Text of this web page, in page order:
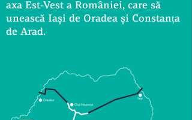
axa Est-Vest a României, care să
unească Iași de Oradea și Constanța
de Arad.